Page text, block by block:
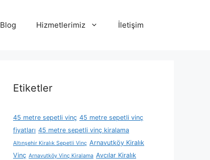
Blog Hizmetlerimiz İletişim
Etiketler
45 metre sepetli vinç 45 metre sepetli vinç
fiyatları 45 metre sepetli vinç kiralama
Altınşehir Kiralık Sepetli Vinç Arnavutköy Kiralık
Vinç Arnavutköy Vinç Kiralama Avcılar Kiralık